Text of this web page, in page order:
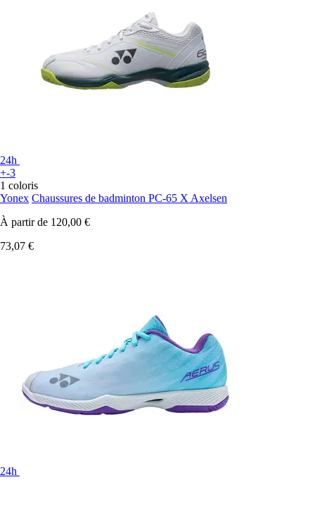
24h
+-3
1 coloris
Yonex Chaussures de badminton PC-65 X Axelsen
À partir de 120,00 €
73,07 €
24h